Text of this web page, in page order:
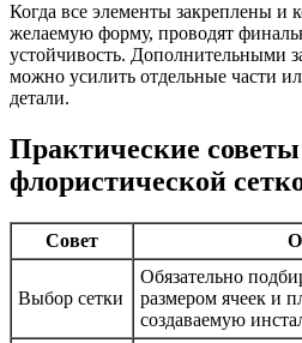
Когда все элементы закреплены и
желаемую форму, проводят
устойчивость. Дополнительными
можно усилить отдельные части
детали.
Практические советы
флористической
Совет
Выбор сетки
Обязательно
размером ячеек и
создаваемую